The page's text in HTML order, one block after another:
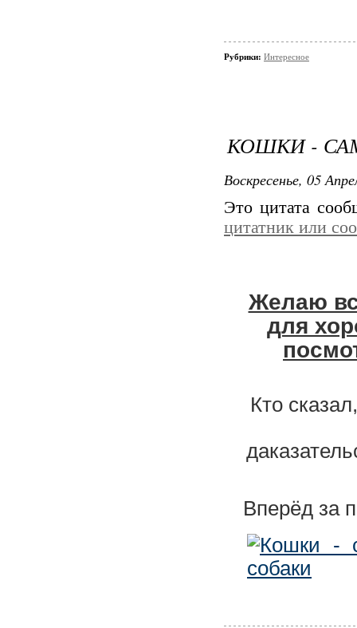
Рубрики: Интересное
КОШКИ -
Воскресенье, 05
Это цитата
цитатник или
Желаю
для
Кто
Вперёд за